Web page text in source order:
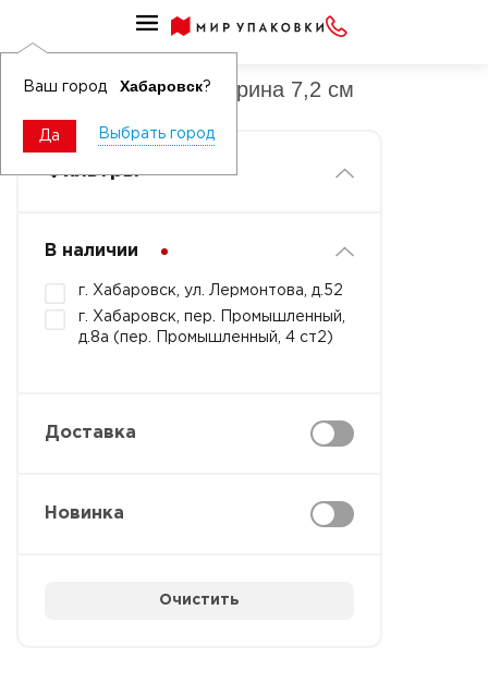
Ваш город Хабаровск?
Да Выбрать город
Скотч прозрачный ширина 7,2 см
Фильтры
В наличии
г. Хабаровск, ул. Лермонтова, д.52
г. Хабаровск, пер. Промышленный,
д.8а (пер. Промышленный, 4 ст2)
Доставка
Новинка
Очистить